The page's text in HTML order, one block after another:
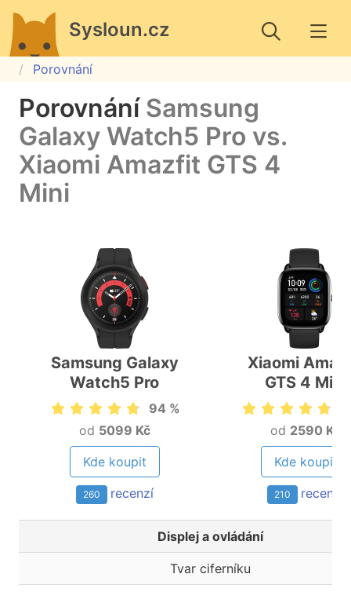
Sysloun.cz
Porovnání
Porovnání Samsung
Galaxy Watch5 Pro vs.
Xiaomi Amazfit GTS 4
Mini
Samsung Galaxy
Watch5 Pro
94 %
od 5099 Kč
Kde koupit
260 recenzí
Xiaomi
GTS 4 Mini
od 2590 Kč
Kde koupit
210 recenzí
Displej a ovládání
Tvar ciferníku